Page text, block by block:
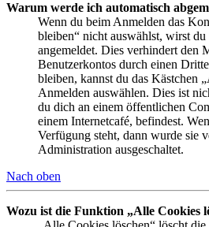
Warum werde ich automatisch
Wenn du beim Anmelden das
bleiben“ nicht auswählst, wirst
angemeldet. Dies verhindert den
Benutzerkontos durch einen
bleiben, kannst du das Kästchen
Anmelden auswählen. Dies ist
du dich an einem öffentlichen
einem Internetcafé, befindest.
Verfügung steht, dann wurde sie
Administration ausgeschaltet.
Nach oben
Wozu ist die Funktion „Alle Cookies